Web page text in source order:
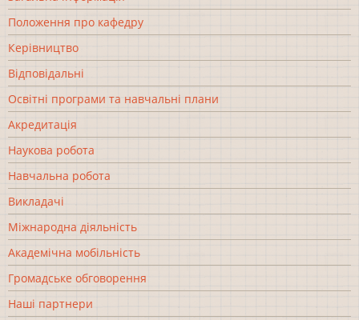
Положення про кафедру
Керівництво
Відповідальні
Освітні програми та навчальні плани
Акредитація
Наукова робота
Навчальна робота
Викладачі
Міжнародна діяльність
Академічна мобільність
Громадське обговорення
Наші партнери